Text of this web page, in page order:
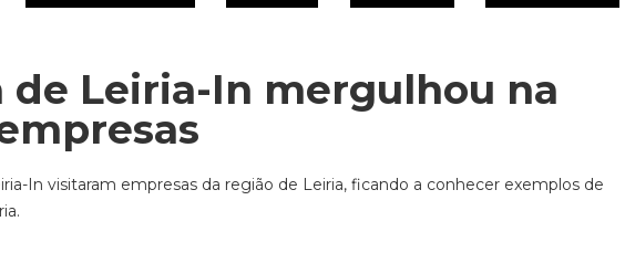
de Leiria-In mergulhou na
In visitaram empresas da região de Leiria, ficando a conhecer exemplos de